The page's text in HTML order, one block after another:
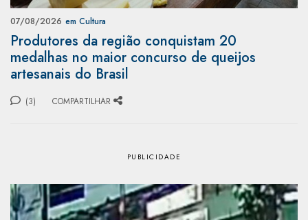
07/08/2026 em Cultura
Produtores da região conquistam 20
medalhas no maior concurso de queijos
artesanais do Brasil
(3) COMPARTILHAR